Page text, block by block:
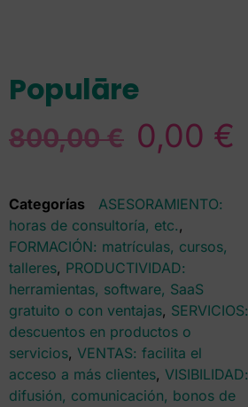
Populāre
800,00€ 0,00 €
Categorías
ASESORAMIENTO:
horas de consultoría, etc.,
FORMACIÓN: matrículas, cursos,
talleres, PRODUCTIVIDAD:
herramientas, software, SaaS
gratuito o con ventajas, SERVICIOS:
descuentos en productos o
servicios, VENTAS: facilita el
acceso a más clientes, VISIBILIDAD:
difusión, comunicación, bonos de